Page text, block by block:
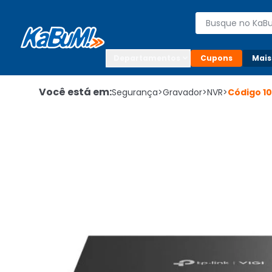
Buscar
Cupons
Você está em:Segurança>Gravador>NVR>Código